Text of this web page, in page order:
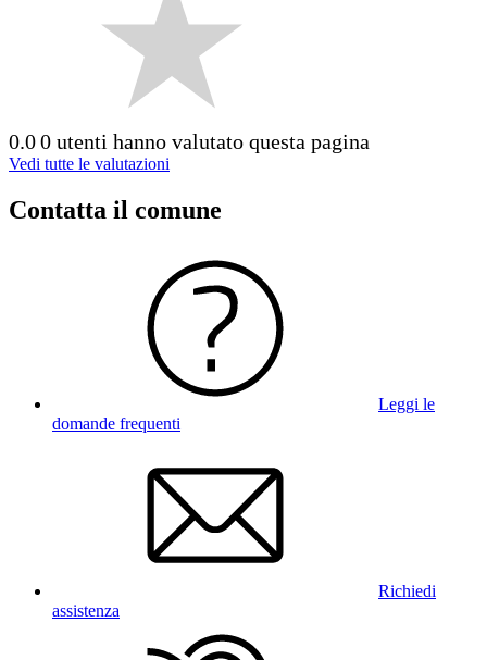
0.00 utenti hanno valutato questa pagina
Vedi tutte le valutazioni
Contatta il comune
Leggi le
domande frequenti
Richiedi
assistenza